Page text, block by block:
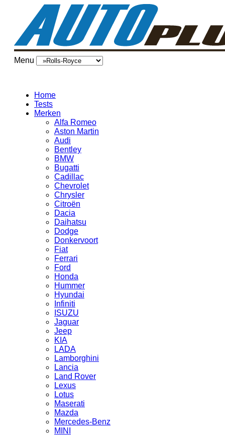
Menu
Home
Tests
Merken
Alfa Romeo
Aston Martin
Audi
Bentley
BMW
Bugatti
Cadillac
Chevrolet
Chrysler
Citroën
Dacia
Daihatsu
Dodge
Donkervoort
Fiat
Ferrari
Ford
Honda
Hummer
Hyundai
Infiniti
ISUZU
Jaguar
Jeep
KIA
LADA
Lamborghini
Lancia
Land Rover
Lexus
Lotus
Maserati
Mazda
Mercedes-Benz
MINI